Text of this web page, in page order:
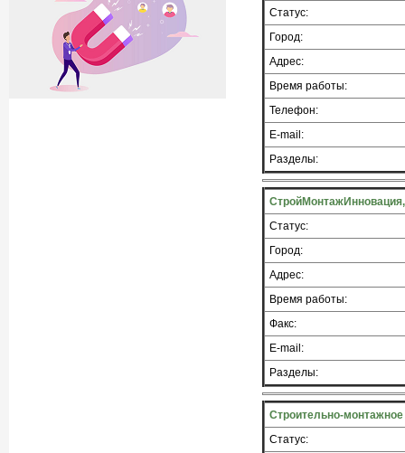
Статус:
Город:
Адрес:
Время работы:
Телефон:
E-mail:
Разделы:
Статус:
Город:
Адрес:
Время работы:
Факс:
E-mail:
Разделы:
Строительно-
Статус: